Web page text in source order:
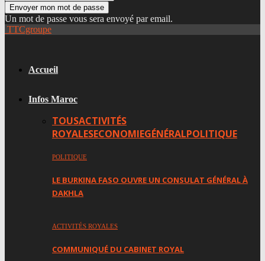
Un mot de passe vous sera envoyé par email.
TTCgroupe
Accueil
Infos Maroc
TOUSACTIVITÉS
ROYALESECONOMIEGÉNÉRALPOLITIQUE
POLITIQUE
LE BURKINA FASO OUVRE UN CONSULAT GÉNÉRAL À
DAKHLA
ACTIVITÉS ROYALES
COMMUNIQUÉ DU CABINET ROYAL